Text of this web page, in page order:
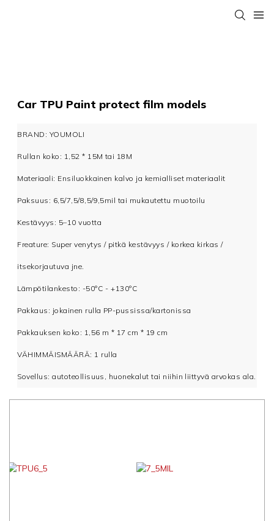
Car TPU Paint protect film models
BRAND: YOUMOLI
Rullan koko: 1,52 * 15M tai 18M
Materiaali: Ensiluokkainen kalvo ja kemialliset materiaalit
Paksuus: 6,5/7,5/8,5/9,5mil tai mukautettu muotoilu
Kestävyys: 5–10 vuotta
Freature: Super venytys / pitkä kestävyys / korkea kirkas /
itsekorjautuva jne.
Lämpötilankesto: -50°С - +130°С
Pakkaus: jokainen rulla PP-pussissa/kartonissa
Pakkauksen koko: 1,56 m * 17 cm * 19 cm
VÄHIMMÄISMÄÄRÄ: 1 rulla
Sovellus: autoteollisuus, huonekalut tai niihin liittyvä arvokas ala.